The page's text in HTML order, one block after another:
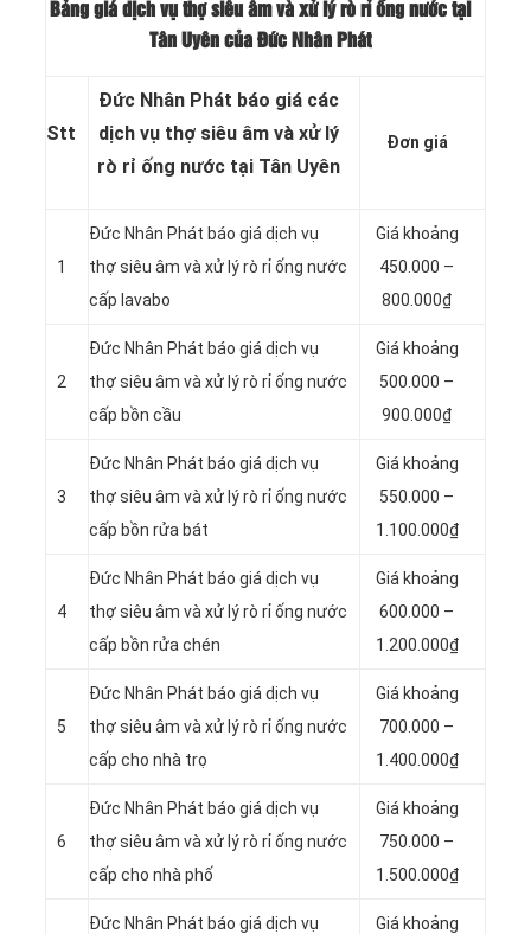
Bảng giá dịch vụ thợ siêu âm và xử lý rò rỉ ống nước tại
Tân Uyên của Đức Nhân Phát
Stt
Đức Nhân Phát báo giá các
dịch vụ thợ siêu âm và xử lý
rò rỉ ống nước tại Tân Uyên
Đơn giá
1
Đức Nhân Phát báo giá dịch vụ
thợ siêu âm và xử lý rò rỉ ống nước
cấp lavabo
Giá khoảng
450.000 –
800.000₫
2
Đức Nhân Phát báo giá dịch vụ
thợ siêu âm và xử lý rò rỉ ống nước
cấp bồn cầu
Giá khoảng
500.000 –
900.000₫
3
Đức Nhân Phát báo giá dịch vụ
thợ siêu âm và xử lý rò rỉ ống nước
cấp bồn rửa bát
Giá khoảng
550.000 –
1.100.000₫
4
Đức Nhân Phát báo giá dịch vụ
thợ siêu âm và xử lý rò rỉ ống nước
cấp bồn rửa chén
Giá khoảng
600.000 –
1.200.000₫
5
Đức Nhân Phát báo giá dịch vụ
thợ siêu âm và xử lý rò rỉ ống nước
cấp cho nhà trọ
Giá khoảng
700.000 –
1.400.000₫
6
Đức Nhân Phát báo giá dịch vụ
thợ siêu âm và xử lý rò rỉ ống nước
cấp cho nhà phố
Giá khoảng
750.000 –
1.500.000₫
Đức Nhân Phát báo giá dịch vụ Giá khoảng